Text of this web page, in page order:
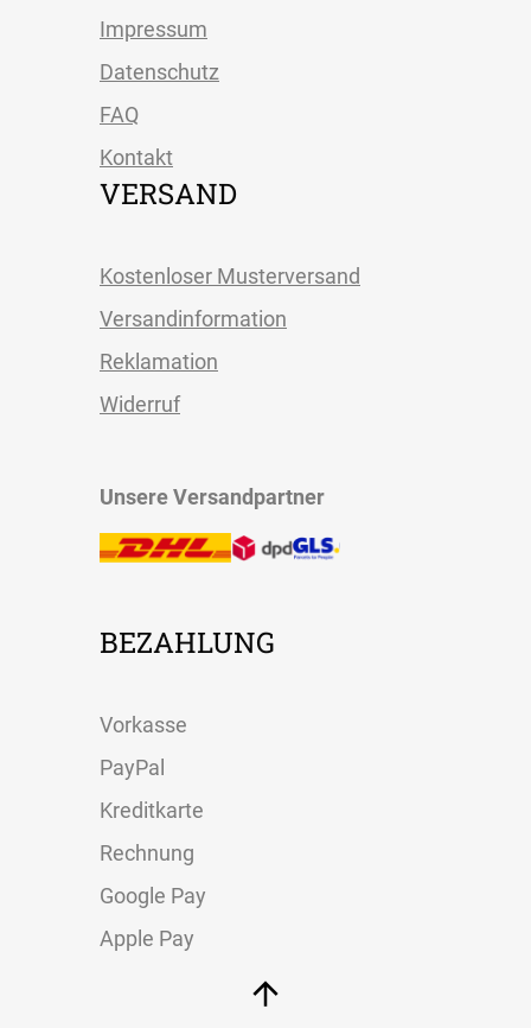
Impressum
Datenschutz
FAQ
Kontakt
VERSAND
Kostenloser Musterversand
Versandinformation
Reklamation
Widerruf
Unsere Versandpartner
BEZAHLUNG
Vorkasse
PayPal
Kreditkarte
Rechnung
Google Pay
Apple Pay